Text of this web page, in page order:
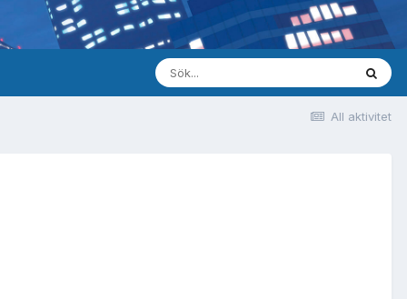
All aktivitet